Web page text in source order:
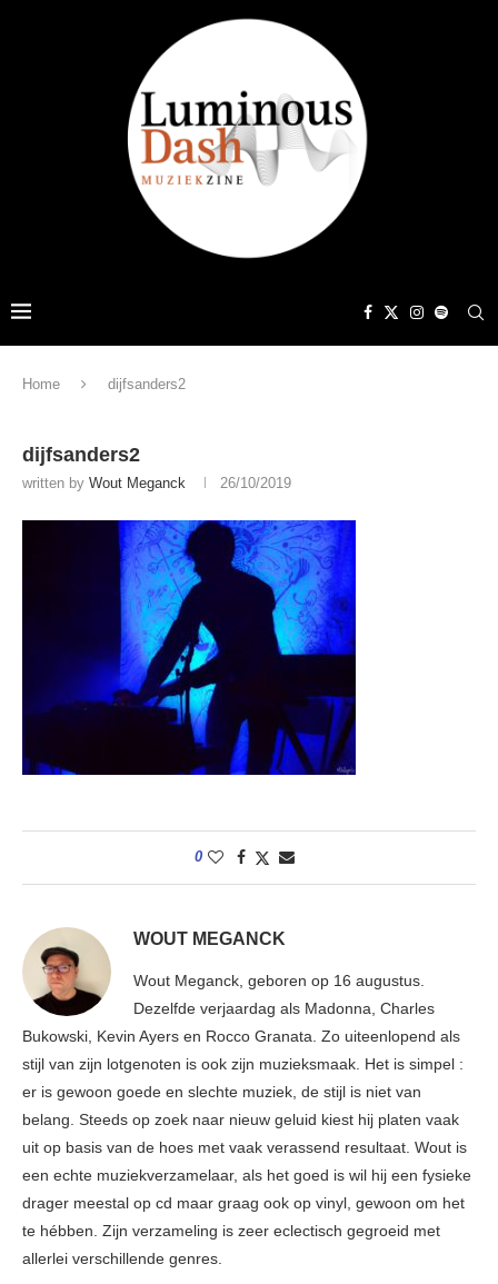
Home dijfsanders2
dijfsanders2
written by Wout Meganck 26/10/2019
0
WOUT MEGANCK
Wout Meganck, geboren op 16 augustus.
Dezelfde verjaardag als Madonna, Charles
Bukowski, Kevin Ayers en Rocco Granata. Zo uiteenlopend als
stijl van zijn lotgenoten is ook zijn muzieksmaak. Het is simpel :
er is gewoon goede en slechte muziek, de stijl is niet van
belang. Steeds op zoek naar nieuw geluid kiest hij platen vaak
uit op basis van de hoes met vaak verassend resultaat. Wout is
een echte muziekverzamelaar, als het goed is wil hij een fysieke
drager meestal op cd maar graag ook op vinyl, gewoon om het
te hébben. Zijn verzameling is zeer eclectisch gegroeid met
allerlei verschillende genres.